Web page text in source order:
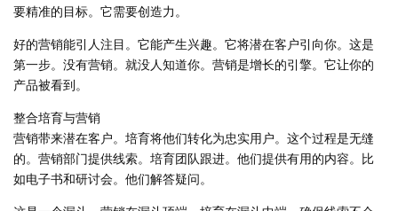
要精准的目标。它需要创造力。
好的营销能引人注目。它能产生兴趣。它将潜在客户引向你。这是
第一步。没有营销。就没人知道你。营销是增长的引擎。它让你的
产品被看到。
整合培育与营销
营销带来潜在客户。培育将他们转化为忠实用户。这个过程是无缝
的。营销部门提供线索。培育团队跟进。他们提供有用的内容。比
如电子书和研讨会。他们解答疑问。